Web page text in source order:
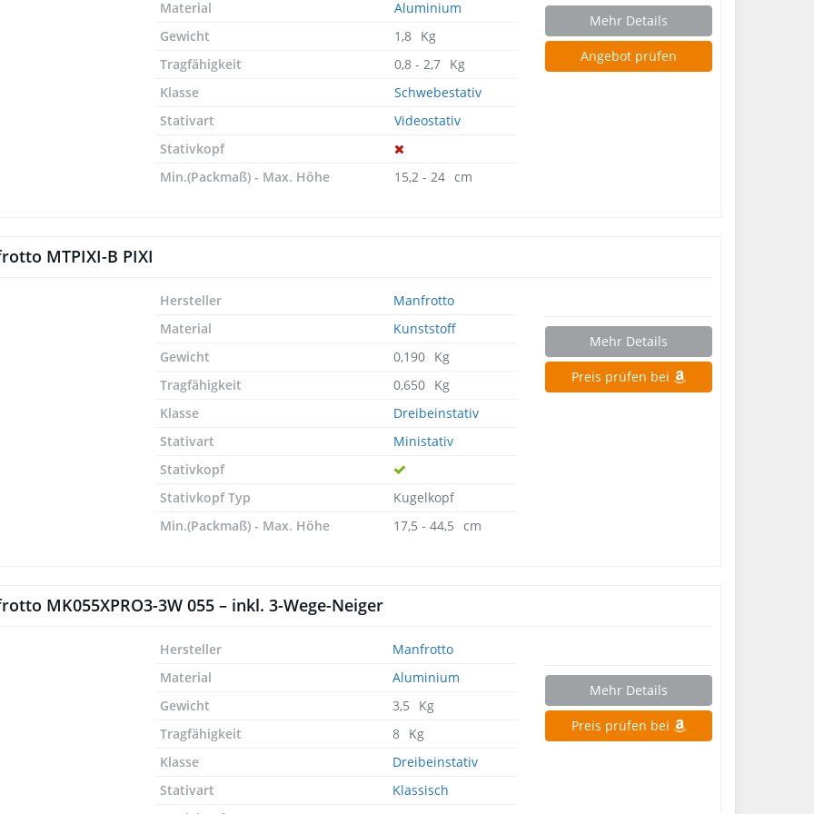
Mehr Details
Angebot prüfen
Material
Aluminium
Gewicht
1,8⠀Kg
Tragfähigkeit
0,8 - 2,7⠀Kg
Klasse
Schwebestativ
Stativart
Videostativ
Stativkopf
Min.(Packmaß) - Max. Höhe
15,2 - 24⠀cm
MTPIXI-B PIXI
Mehr Details
Preis prüfen bei
Hersteller
Manfrotto
Material
Kunststoff
Gewicht
0,190⠀Kg
Tragfähigkeit
0,650⠀Kg
Klasse
Dreibeinstativ
Stativart
Ministativ
Stativkopf
Stativkopf Typ
Kugelkopf
Min.(Packmaß) - Max. Höhe
17,5 - 44,5⠀cm
MK055XPRO3-3W 055 – inkl. 3-Wege-Neiger
Mehr Details
Preis prüfen bei
Hersteller
Manfrotto
Material
Aluminium
Gewicht
3,5⠀Kg
Tragfähigkeit
8⠀Kg
Klasse
Dreibeinstativ
Stativart
Klassisch